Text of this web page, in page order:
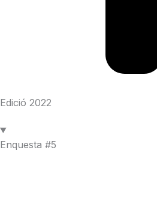
Edició 2022
Enquesta #5